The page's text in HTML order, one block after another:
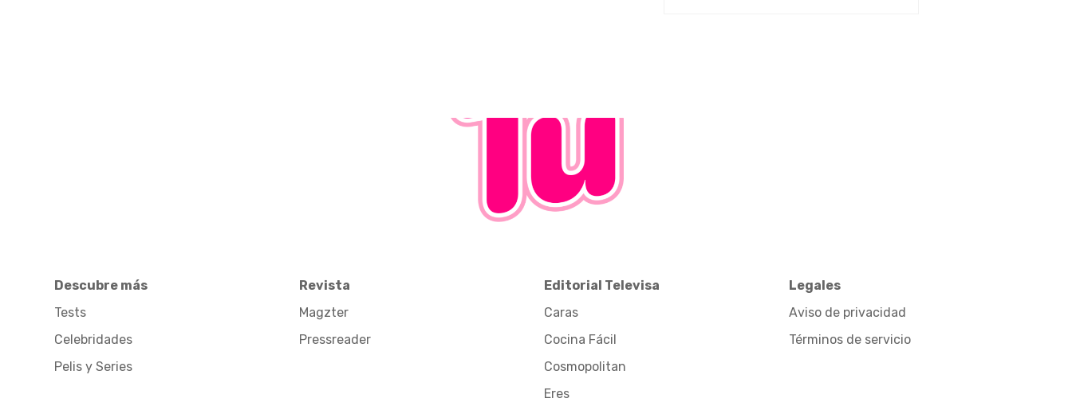
Descubre más
Tests
Celebridades
Pelis y Series
Revista
Magzter
Pressreader
Editorial Televisa
Caras
Cocina Fácil
Cosmopolitan
Eres
Legales
Aviso de privacidad
Términos de servicio